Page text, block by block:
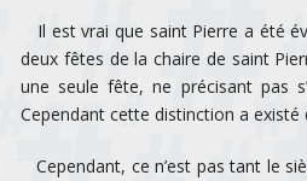
Il est vrai que saint Pierre a été
deux fêtes de la chaire de saint
une seule fête, ne précisant pas
Cependant cette distinction a
Cependant, ce n’est pas tant le